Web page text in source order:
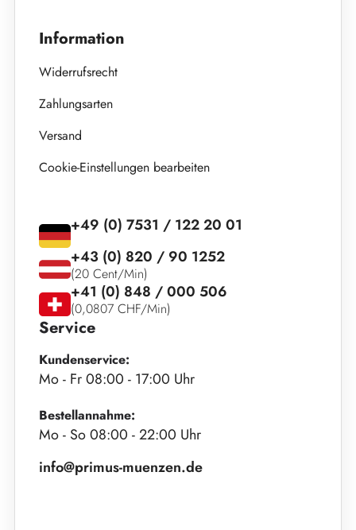
Information
Widerrufsrecht
Zahlungsarten
Versand
Cookie-Einstellungen bearbeiten
Service
Kundenservice:
Mo - Fr 08:00 - 17:00 Uhr
Bestellannahme:
Mo - So 08:00 - 22:00 Uhr
info@primus-muenzen.de
+49 (0) 7531 / 122 20 01
+43 (0) 820 / 90 1252
(20 Cent/Min)
+41 (0) 848 / 000 506
(0,0807 CHF/Min)